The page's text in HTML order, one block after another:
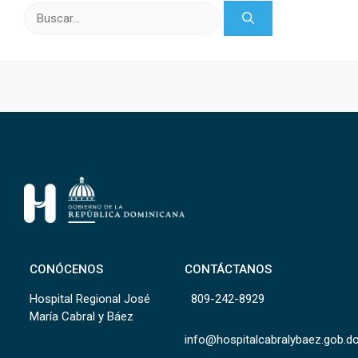
CONÓCENOS
Hospital Regional José
María Cabral y Báez
CONTÁCTANOS
809-242-8929